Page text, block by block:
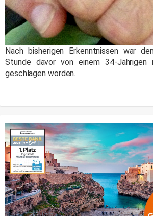
Nach bisherigen Erkenntnissen war
Stunde davor von einem 34-Jährigen
geschlagen worden.